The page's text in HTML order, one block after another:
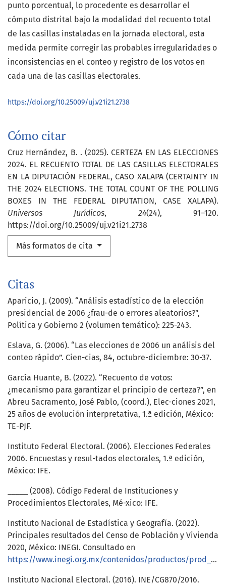
Cómo citar
Cruz Hernández, B. . (2025). CERTEZA EN LAS ELECCIONES
2024. EL RECUENTO TOTAL DE LAS CASILLAS ELECTORALES
EN LA DIPUTACIÓN FEDERAL, CASO XALAPA (CERTAINTY IN
THE 2024 ELECTIONS. THE TOTAL COUNT OF THE POLLING
BOXES IN THE FEDERAL DIPUTATION, CASE XALAPA).
Universos Jurídicos, 24(24), 91–120.
https://doi.org/10.25009/uj.v21i21.2738
Más formatos de cita
punto porcentual, lo procedente es desarrollar el
cómputo distrital bajo la modalidad del recuento total
de las casillas instaladas en la jornada electoral, esta
medida permite corregir las probables irregularidades o
inconsistencias en el conteo y registro de los votos en
cada una de las casillas electorales.
https://doi.org/10.25009/uj.v21i21.2738
Citas
Aparicio, J. (2009). “Análisis estadístico de la elección
presidencial de 2006 ¿frau-de o errores aleatorios?”,
Política y Gobierno 2 (volumen temático): 225-243.
Eslava, G. (2006). “Las elecciones de 2006 un análisis del
conteo rápido”. Cien-cias, 84, octubre-diciembre: 30-37.
García Huante, B. (2022). “Recuento de votos:
¿mecanismo para garantizar el principio de certeza?”, en
Abreu Sacramento, José Pablo, (coord.), Elec-ciones 2021,
25 años de evolución interpretativa, 1.ª edición, México:
TE-PJF.
Instituto Federal Electoral. (2006). Elecciones Federales
2006. Encuestas y resul-tados electorales, 1.ª edición,
México: IFE.
_____ (2008). Código Federal de Instituciones y
Procedimientos Electorales, Mé-xico: IFE.
Instituto Nacional de Estadística y Geografía. (2022).
Principales resultados del Censo de Población y Vivienda
2020, México: INEGI. Consultado en
https://www.inegi.org.mx/contenidos/productos/prod_serv/contenidos/espanol/bvinegi/productos/nueva_estruc/702825198060.pdf
Instituto Nacional Electoral. (2016). INE/CG870/2016.